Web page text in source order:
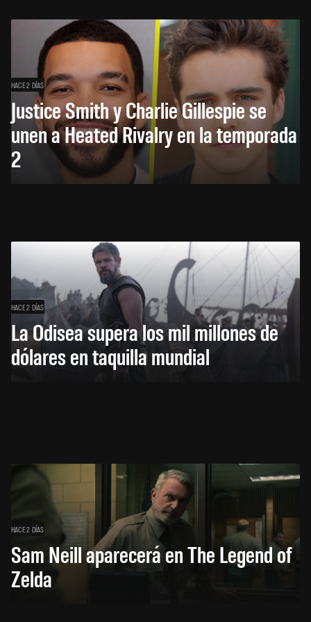
HACE 2 DÍAS
Justice Smith y Charlie Gillespie se
unen a Heated Rivalry en la temporada
2
HACE 2 DÍAS
La Odisea supera los mil millones de
dólares en taquilla mundial
HACE 2 DÍAS
Sam Neill aparecerá en The Legend of
Zelda